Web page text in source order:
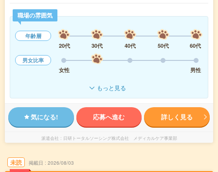
職場の雰囲気
年齢層
20代
30代 40代 50代
60代
男女比率
女性
男性
もっと見る
気になる! 応募へ進む 詳しく見る
派遣会社 日研トータルソーシング株式会社 メディカルケア事業部
未読 掲載日 2026/08/03